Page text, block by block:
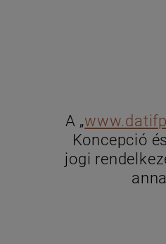
A „
Koncepció
jogi